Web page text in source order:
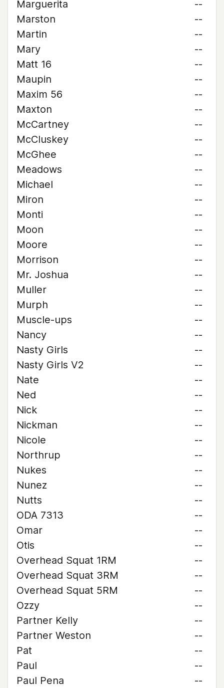
Marguerita
--
Marston
--
Martin
--
Mary
--
Matt 16
--
Maupin
--
Maxim 56
--
Maxton
--
McCartney
--
McCluskey
--
McGhee
--
Meadows
--
Michael
--
Miron
--
Monti
--
Moon
--
Moore
--
Morrison
--
Mr. Joshua
--
Muller
--
Murph
--
Muscle-ups
--
Nancy
--
Nasty Girls
--
Nasty Girls V2
--
Nate
--
Ned
--
Nick
--
Nickman
--
Nicole
--
Northrup
--
Nukes
--
Nunez
--
Nutts
--
ODA 7313
--
Omar
--
Otis
--
Overhead Squat 1RM
--
Overhead Squat 3RM
--
Overhead Squat 5RM
--
Ozzy
--
Partner Kelly
--
Partner Weston
--
Pat
--
Paul
--
Paul Pena
--